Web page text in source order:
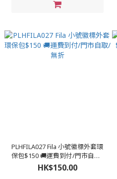
PLHFILA027 Fila 小號徽標外套環
保包$150 🚚運費到付/門市自取/
無折
HK$150.00